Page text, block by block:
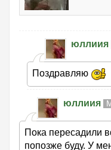
юллиия
Поздравляю
юллиия
Пока пересадили
попозже буду. У